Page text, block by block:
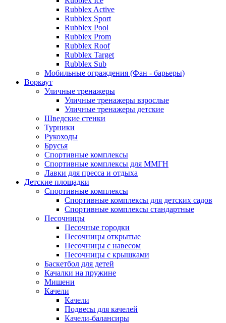
Rubblex Active
Rubblex Sport
Rubblex Pool
Rubblex Prom
Rubblex Roof
Rubblex Target
Rubblex Sub
Мобильные ограждения (Фан - барьеры)
Воркаут
Уличные тренажеры
Уличные тренажеры взрослые
Уличные тренажеры детские
Шведские стенки
Турники
Рукоходы
Брусья
Спортивные комплексы
Спортивные комплексы для ММГН
Лавки для пресса и отдыха
Детские площадки
Спортивные комплексы
Спортивные комплексы для детских садов
Спортивные комплексы стандартные
Песочницы
Песочные городки
Песочницы открытые
Песочницы с навесом
Песочницы с крышками
Баскетбол для детей
Качалки на пружине
Мишени
Качели
Качели
Подвесы для качелей
Качели-балансиры